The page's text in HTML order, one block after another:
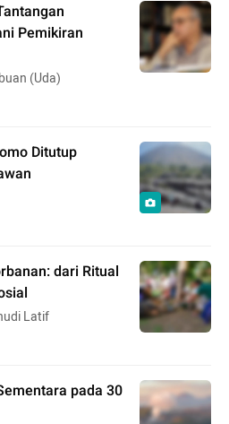
Pemikiran
(Uda)
Ditutup
dari Ritual
Latif
pada 30